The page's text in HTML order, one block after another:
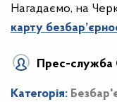
Нагадаємо, на
карту
Прес-
Категорія: